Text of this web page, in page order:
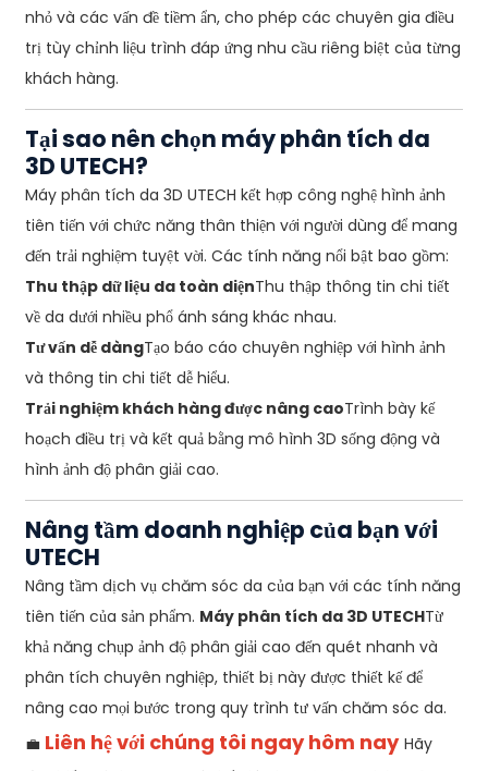
nhỏ và các vấn đề tiềm ẩn, cho phép các chuyên gia điều
trị tùy chỉnh liệu trình đáp ứng nhu cầu riêng biệt của từng
khách hàng.
Tại sao nên chọn máy phân tích da
3D UTECH?
Máy phân tích da 3D UTECH kết hợp công nghệ hình ảnh
tiên tiến với chức năng thân thiện với người dùng để mang
đến trải nghiệm tuyệt vời. Các tính năng nổi bật bao gồm:
Thu thập dữ liệu da toàn diệnThu thập thông tin chi tiết
về da dưới nhiều phổ ánh sáng khác nhau.
Tư vấn dễ dàngTạo báo cáo chuyên nghiệp với hình ảnh
và thông tin chi tiết dễ hiểu.
Trải nghiệm khách hàng được nâng caoTrình bày kế
hoạch điều trị và kết quả bằng mô hình 3D sống động và
hình ảnh độ phân giải cao.
Nâng tầm doanh nghiệp của bạn với
UTECH
Nâng tầm dịch vụ chăm sóc da của bạn với các tính năng
tiên tiến của sản phẩm. Máy phân tích da 3D UTECHTừ
khả năng chụp ảnh độ phân giải cao đến quét nhanh và
phân tích chuyên nghiệp, thiết bị này được thiết kế để
nâng cao mọi bước trong quy trình tư vấn chăm sóc da.
💼 Liên hệ với chúng tôi ngay hôm nay Hãy